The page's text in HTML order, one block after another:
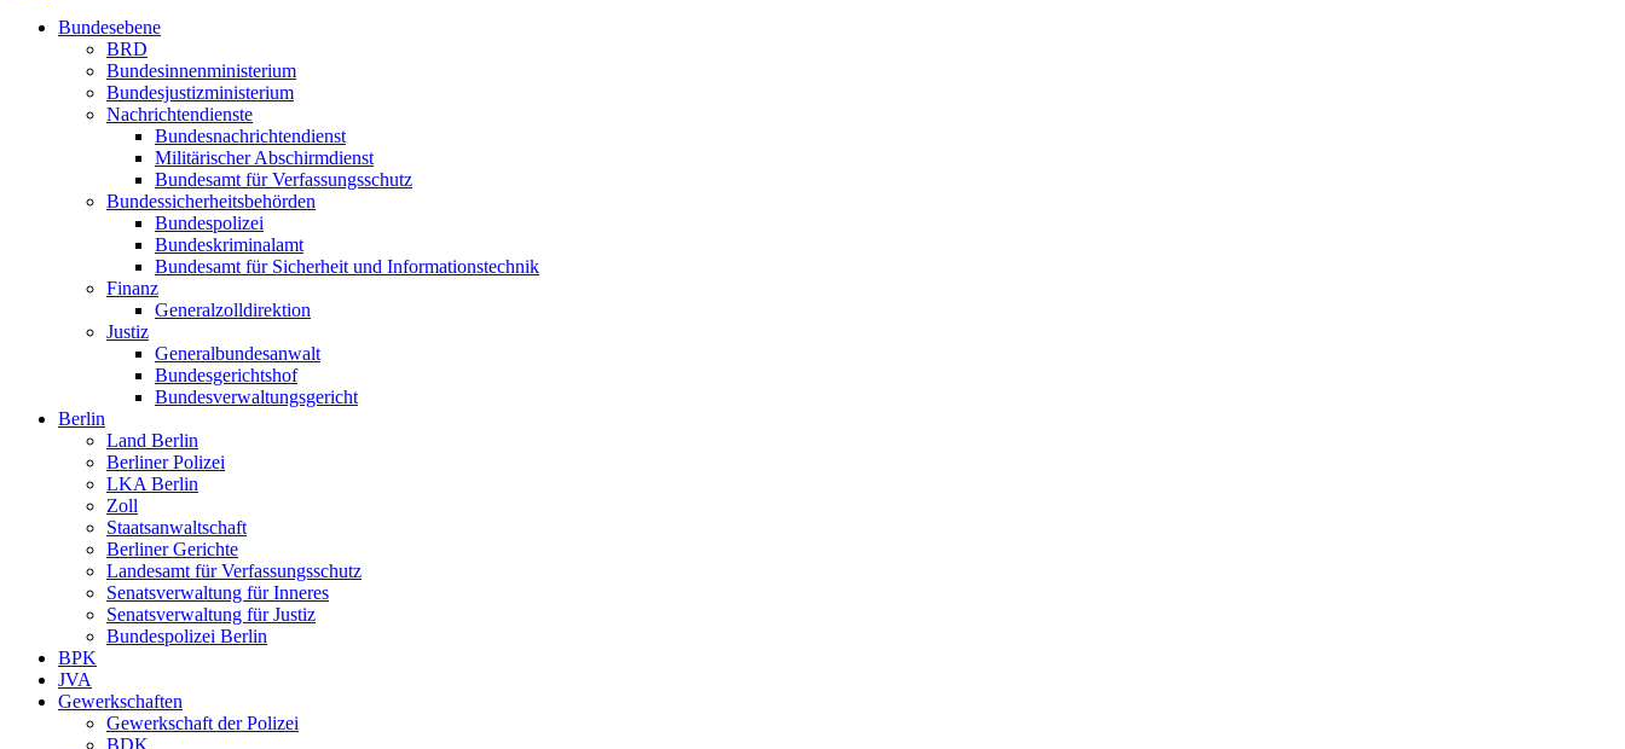
Bundesebene
BRD
Bundesinnenministerium
Bundesjustizministerium
Nachrichtendienste
Bundesnachrichtendienst
Militärischer Abschirmdienst
Bundesamt für Verfassungsschutz
Bundessicherheitsbehörden
Bundespolizei
Bundeskriminalamt
Bundesamt für Sicherheit und Informationstechnik
Finanz
Generalzolldirektion
Justiz
Generalbundesanwalt
Bundesgerichtshof
Bundesverwaltungsgericht
Berlin
Land Berlin
Berliner Polizei
LKA Berlin
Zoll
Staatsanwaltschaft
Berliner Gerichte
Landesamt für Verfassungsschutz
Senatsverwaltung für Inneres
Senatsverwaltung für Justiz
Bundespolizei Berlin
BPK
JVA
Gewerkschaften
Gewerkschaft der Polizei
BDK